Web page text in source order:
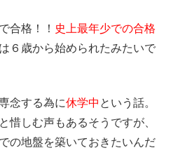
合格！！ 史上最年少での合格
６歳から始められたみたいで
念する為に休学中 という話。
惜しむ声もあるそうですが、
の地盤を築いておきたいんだ